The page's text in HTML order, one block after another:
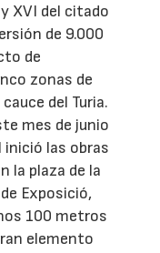
XVI del citado
de 9.000
de
zonas de
del Turia.
mes de junio
las obras
la plaza de la
Exposició,
100 metros
elemento